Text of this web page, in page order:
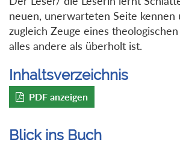
neuen, unerwarteten Seite kennen
zugleich Zeuge eines
alles andere als überholt ist.
Inhaltsverzeichnis
PDF anzeigen
Blick ins Buch